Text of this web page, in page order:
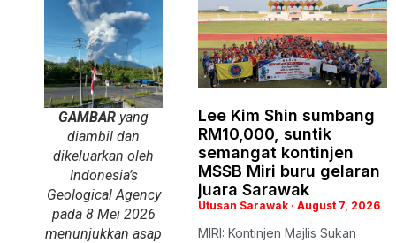
GAMBAR yang
diambil dan
dikeluarkan oleh
Indonesia’s
Geological Agency
pada 8 Mei 2026
menunjukkan asap
Lee Kim Shin sumbang
RM10,000, suntik
semangat kontinjen
MSSB Miri buru gelaran
juara Sarawak
Utusan Sarawak August 7, 2026
MIRI: Kontinjen Majlis Sukan